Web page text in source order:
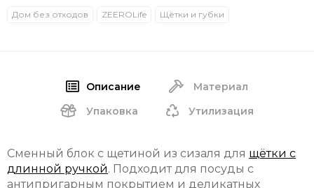
Дом без отходов ZEEROLife Щётки и губки
Описание
Материал
Упаковка
Утилизация
Сменный блок с щетиной из сизаля для щётки с
длинной ручкой. Подходит для посуды с
антипригарным покрытием и деликатных